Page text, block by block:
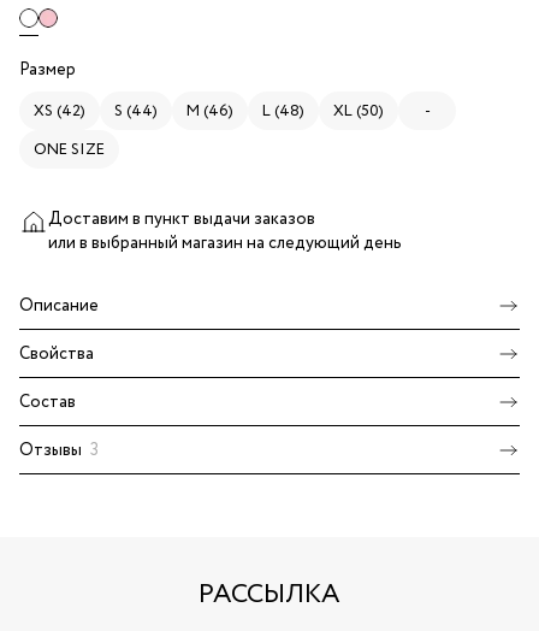
Размер
XS (42) S (44) M (46) L (48) XL (50)
-
ONE SIZE
Доставим в пункт выдачи заказов
или в выбранный магазин на следующий день
Описание
Свойства
Состав
Отзывы 3
РАССЫЛКА